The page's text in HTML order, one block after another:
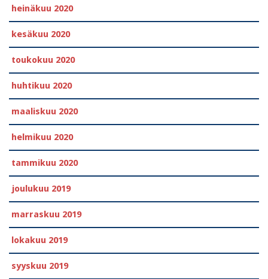
heinäkuu 2020
kesäkuu 2020
toukokuu 2020
huhtikuu 2020
maaliskuu 2020
helmikuu 2020
tammikuu 2020
joulukuu 2019
marraskuu 2019
lokakuu 2019
syyskuu 2019